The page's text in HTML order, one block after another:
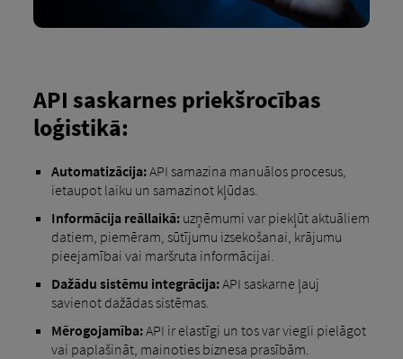
API saskarnes priekšrocības
loģistikā:
Automatizācija:API samazina manuālos procesus,
ietaupot laiku un samazinot kļūdas.
Informācija reāllaikā:uzņēmumi var piekļūt aktuāliem
datiem, piemēram, sūtījumu izsekošanai, krājumu
pieejamībai vai maršruta informācijai.
Dažādu sistēmu integrācija:API saskarne ļauj
savienot dažādas sistēmas.
Mērogojamība:API ir elastīgi un tos var viegli pielāgot
vai paplašināt, mainoties biznesa prasībām.